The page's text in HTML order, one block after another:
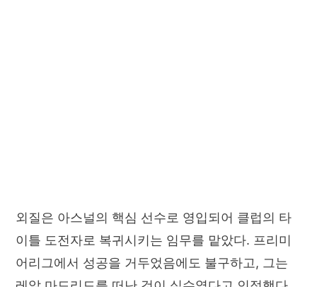
외질은 아스널의 핵심 선수로 영입되어 클럽의 타
이틀 도전자로 복귀시키는 임무를 맡았다. 프리미
어리그에서 성공을 거두었음에도 불구하고, 그는